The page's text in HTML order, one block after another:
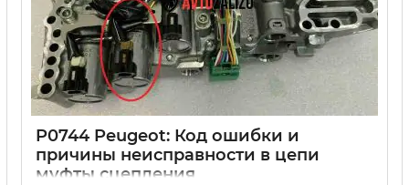
P0744 Peugeot: Код ошибки и
причины неисправности в цепи
муфты сцепления